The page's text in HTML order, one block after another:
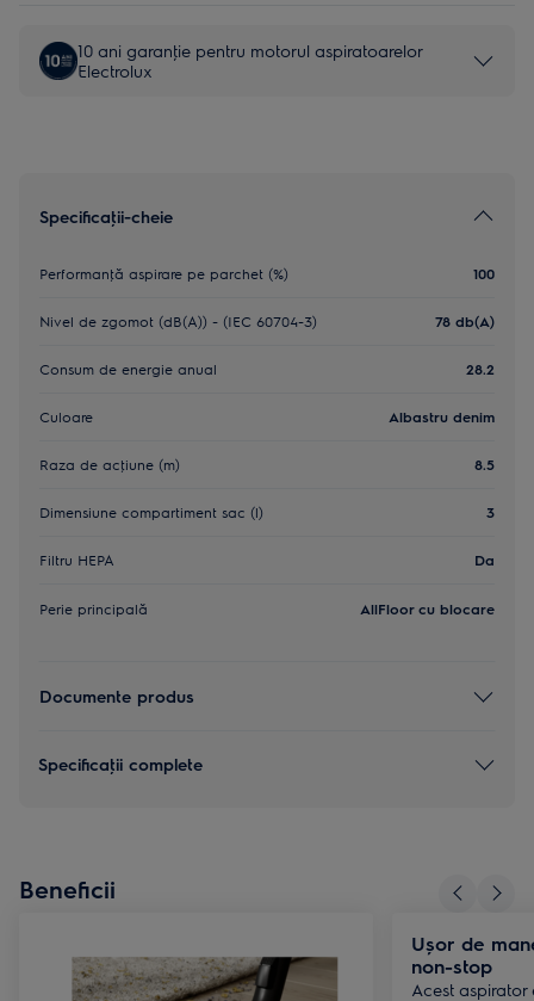
10 ani garanţie pentru motorul aspiratoarelor
Electrolux
Specificaţii-cheie
Performanţă aspirare pe parchet (%) 100
Nivel de zgomot (dB(A)) - (IEC 60704-3) 78 db(A)
Consum de energie anual 28.2
Culoare Albastru denim
Raza de acţiune (m) 8.5
Dimensiune compartiment sac (l) 3
Filtru HEPA Da
Perie principală AllFloor cu blocare
Documente produs
Specificaţii complete
Beneficii
Ușor de
non-stop
Acest